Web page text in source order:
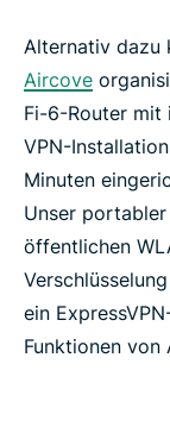
Alternativ dazu
Aircove
Fi-6-Router mit
VPN-
Minuten
Unser
öffentlichen
ein
Funktionen von